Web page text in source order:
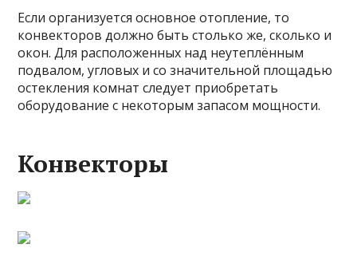
Если организуется основное отопление, то
конвекторов должно быть столько же, сколько и
окон. Для расположенных над неутеплённым
подвалом, угловых и со значительной площадью
остекления комнат следует приобретать
оборудование с некоторым запасом мощности.
Конвекторы